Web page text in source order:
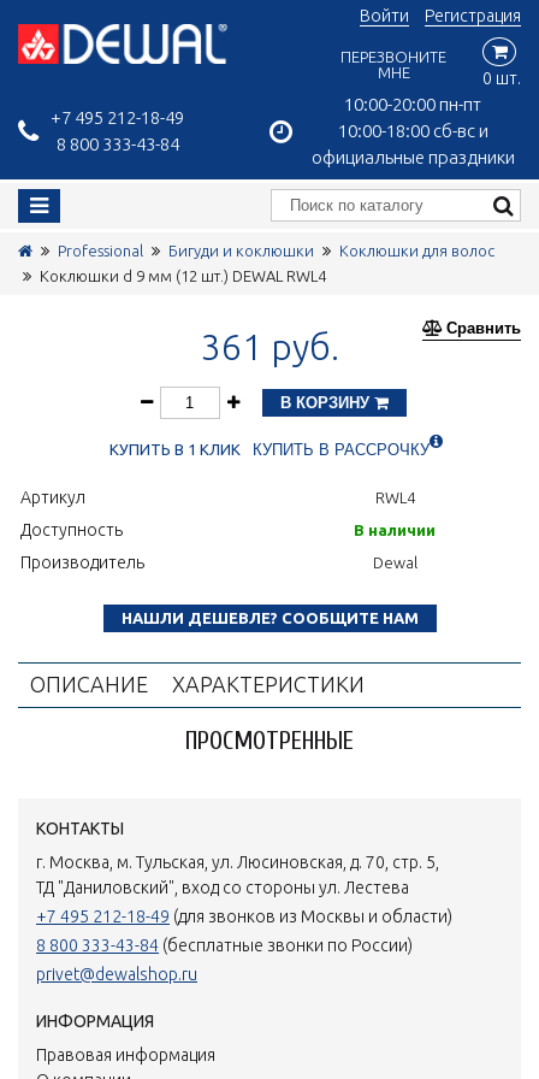
+7 495 212-18-49
8 800 333-43-84
10:00-20:00 пн-пт
10:00-18:00 сб-вс и
официальные праздники
Войти Регистрация
ПЕРЕЗВОНИТЕ
МНЕ
0 шт.
Professional Бигуди и коклюшки
Коклюшки для волос
Коклюшки d 9 мм (12 шт.) DEWAL RWL4
Сравнить
361 руб.
В КОРЗИНУ
КУПИТЬ В 1 КЛИК КУПИТЬ В РАССРОЧКУ
Артикул RWL4
Доступность В наличии
Производитель Dewal
НАШЛИ ДЕШЕВЛЕ? СООБЩИТЕ НАМ
ОПИСАНИЕ ХАРАКТЕРИСТИКИ
ПРОСМОТРЕННЫЕ
КОНТАКТЫ
г. Москва, м. Тульская, ул. Люсиновская, д. 70, стр. 5,
ТД "Даниловский", вход со стороны ул. Лестева
+7 495 212-18-49 (для звонков из Москвы и области)
8 800 333-43-84 (бесплатные звонки по России)
privet@dewalshop.ru
ИНФОРМАЦИЯ
Правовая информация